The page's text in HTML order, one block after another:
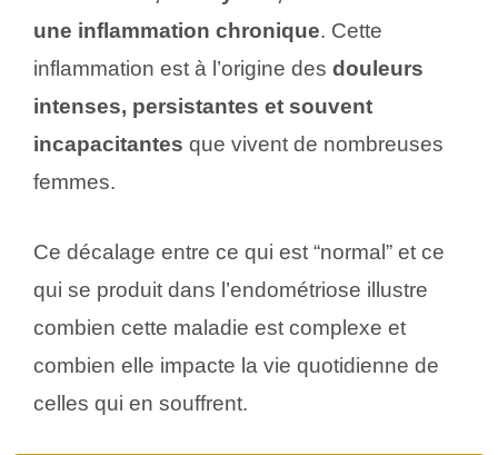
une inflammation chronique. Cette
inflammation est à l’origine des douleurs
intenses, persistantes et souvent
incapacitantes que vivent de nombreuses
femmes.
Ce décalage entre ce qui est “normal” et ce
qui se produit dans l’endométriose illustre
combien cette maladie est complexe et
combien elle impacte la vie quotidienne de
celles qui en souffrent.